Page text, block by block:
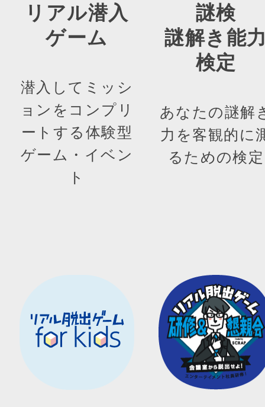
リアル潜入
ゲーム
潜入してミッシ
ョンをコンプリ
ートする体験型
ゲーム・イベン
ト
謎検
謎解き能
検定
あなたの謎解
力を客観的に
るための検定